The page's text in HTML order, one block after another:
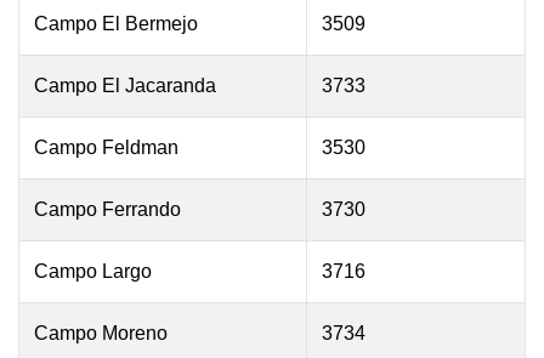
Campo El Bermejo 3509
Campo El Jacaranda 3733
Campo Feldman 3530
Campo Ferrando 3730
Campo Largo 3716
Campo Moreno 3734